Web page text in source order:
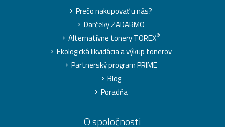
Prečo nakupovať u nás?
Darčeky ZADARMO
Alternatívne tonery TOREX®
Ekologická likvidácia a výkup tonerov
Partnerský program PRIME
Blog
Poradňa
O spoločnosti